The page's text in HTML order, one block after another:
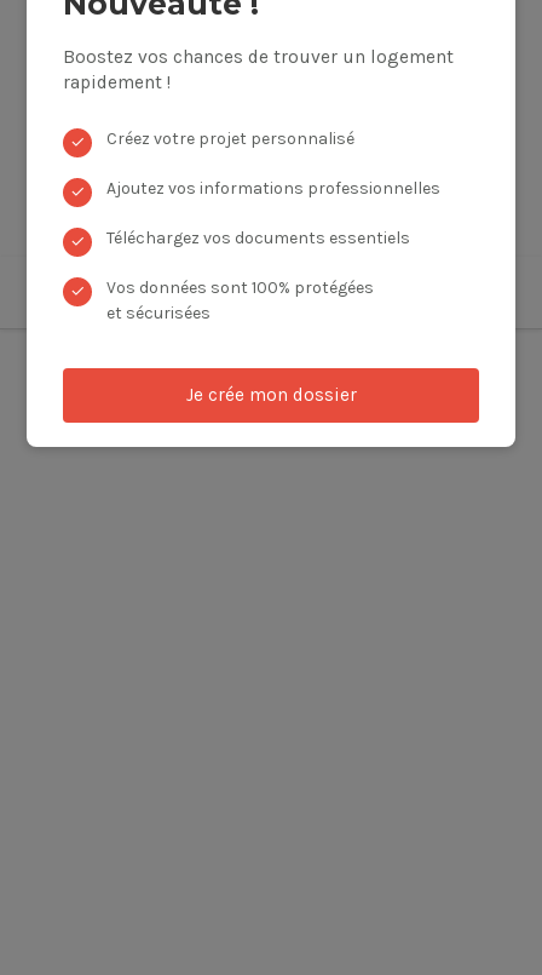
Boostez vos chances de trouver un logement
rapidement !
✓ Créez votre projet personnalisé
✓ Ajoutez vos informations professionnelles
✓ Téléchargez vos documents essentiels
✓
Vos données sont 100% protégées
et sécurisées
Je crée mon dossier